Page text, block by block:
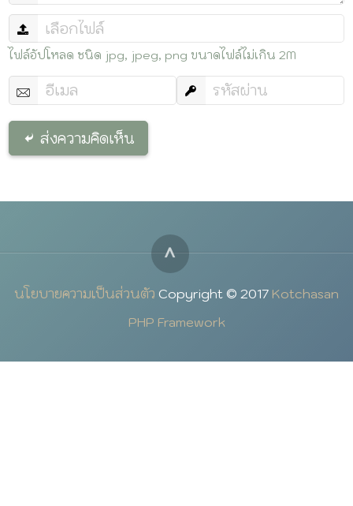
ไฟล์อัปโหลด ชนิด jpg, jpeg, png ขนาดไฟล์ไม่เกิน 2M
ส่งความคิดเห็น
นโยบายความเป็นส่วนตัว Copyright © 2017 Kotchasan
PHP Framework
^